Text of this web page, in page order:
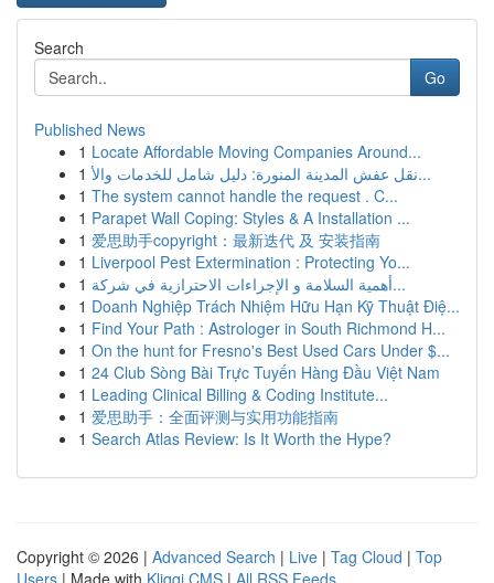
Search
Go
Published News
1 Locate Affordable Moving Companies Around...
1
نقل عفش المدينة المنورة: دليل شامل للخدمات والأ...
1 The system cannot handle the request . C...
1 Parapet Wall Coping: Styles & A Installation ...
1 爱思助手copyright：最新迭代 及 安装指南
1 Liverpool Pest Extermination : Protecting Yo...
1
أهمية السلامة و الإجراءات الاحترازية في شركة...
1 Doanh Nghiệp Trách Nhiệm Hữu Hạn Kỹ Thuật Điệ...
1 Find Your Path : Astrologer in South Richmond H...
1 On the hunt for Fresno's Best Used Cars Under $...
1 24 Club Sòng Bài Trực Tuyến Hàng Đầu Việt Nam
1 Leading Clinical Billing & Coding Institute...
1 爱思助手：全面评测与实用功能指南
1 Search Atlas Review: Is It Worth the Hype?
Copyright © 2026 | Advanced Search | Live | Tag Cloud | Top
Users | Made with Kliqqi CMS | All RSS Feeds